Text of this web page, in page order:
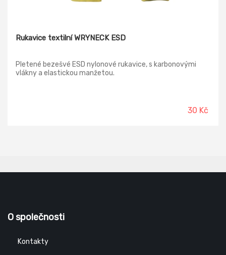
Rukavice textilní WRYNECK ESD
Pletené bezešvé ESD nylonové rukavice, s karbonovými
vlákny a elastickou manžetou.
30 Kč
O společnosti
Kontakty